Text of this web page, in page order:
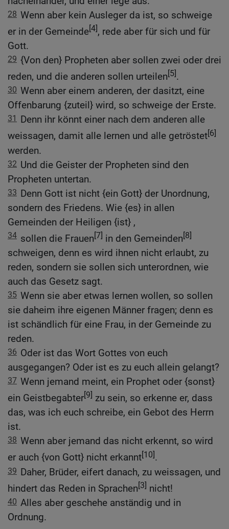
28 Wenn aber kein Ausleger da ist, so schweige
er in der Gemeinde[4], rede aber für sich und für
Gott.
29 {Von den} Propheten aber sollen zwei oder drei
reden, und die anderen sollen urteilen[5].
30 Wenn aber einem anderen, der dasitzt, eine
Offenbarung {zuteil} wird, so schweige der Erste.
31
Denn ihr könnt einer nach dem anderen alle
weissagen, damit alle lernen und alle getröstet[6]
werden.
32 Und die Geister der Propheten sind den
Propheten untertan.
33 Denn Gott ist nicht {ein Gott} der Unordnung,
sondern des Friedens. Wie {es} in allen
Gemeinden der Heiligen {ist} ,
34 sollen die Frauen[7] in den Gemeinden[8]
schweigen, denn es wird ihnen nicht erlaubt, zu
reden, sondern sie sollen sich unterordnen, wie
auch das Gesetz sagt.
35 Wenn sie aber etwas lernen wollen, so sollen
sie daheim ihre eigenen Männer fragen; denn es
ist schändlich für eine Frau, in der Gemeinde zu
reden.
36 Oder ist das Wort Gottes von euch
ausgegangen? Oder ist es zu euch allein gelangt?
37 Wenn jemand meint, ein Prophet oder {sonst}
ein Geistbegabter[9] zu sein, so erkenne er, dass
das, was ich euch schreibe, ein Gebot des Herrn
ist.
38 Wenn aber jemand das nicht erkennt, so wird
er auch {von Gott} nicht erkannt[10].
39 Daher, Brüder, eifert danach, zu weissagen, und
hindert das Reden in Sprachen[3] nicht!
40 Alles aber geschehe anständig und in
Ordnung.